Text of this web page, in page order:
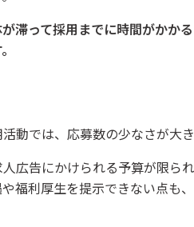
滞って採用までに時間がかか
動では、応募数の少なさが大
広告にかけられる予算が限ら
福利厚生を提示できない点も